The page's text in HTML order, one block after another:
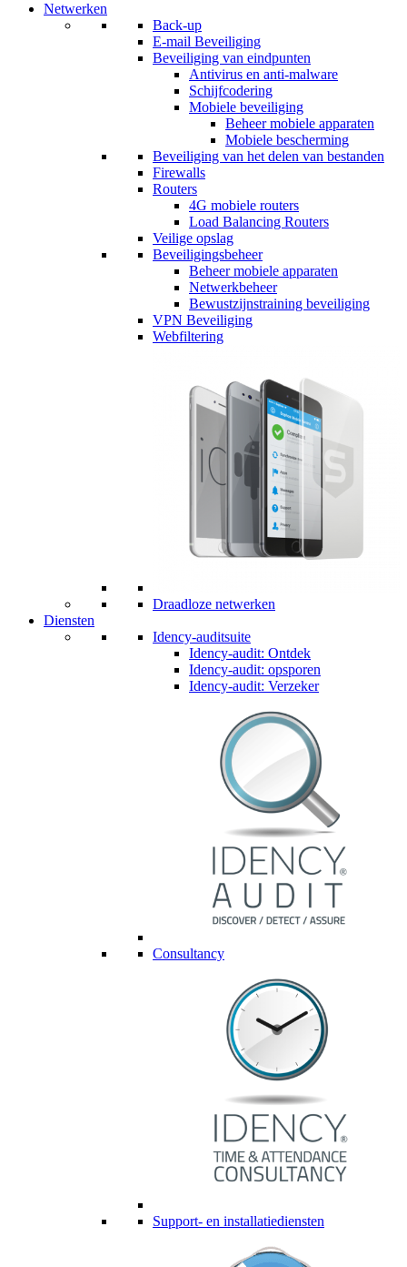
Netwerken
Back-up
E-mail Beveiliging
Beveiliging van eindpunten
Antivirus en anti-malware
Schijfcodering
Mobiele beveiliging
Beheer mobiele apparaten
Mobiele bescherming
Beveiliging van het delen van bestanden
Firewalls
Routers
4G mobiele routers
Load Balancing Routers
Veilige opslag
Beveiligingsbeheer
Beheer mobiele apparaten
Netwerkbeheer
Bewustzijnstraining beveiliging
VPN Beveiliging
Webfiltering
Draadloze netwerken
Diensten
Idency-auditsuite
Idency-audit: Ontdek
Idency-audit: opsporen
Idency-audit: Verzeker
Consultancy
Support- en installatiediensten